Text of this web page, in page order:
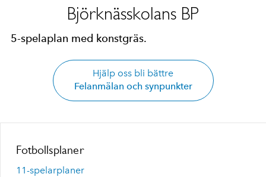
Björknässkolans BP
5-spelaplan med konstgräs.
Hjälp oss bli bättre
Felanmälan och synpunkter
Fotbollsplaner
11-spelarplaner